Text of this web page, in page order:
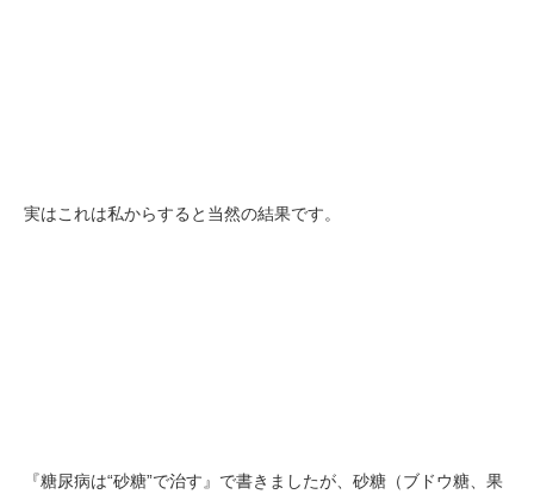
実はこれは私からすると当然の結果です。
『糖尿病は“砂糖”で治す』で書きましたが、砂糖（ブドウ糖、果